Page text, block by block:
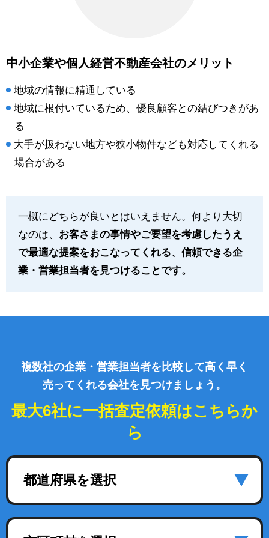
中小企業や個人経営不動産会社のメリット
地域の情報に精通している
地域に根付いているため、優良顧客との結びつきがあ
る
大手が扱わない地方や狭小物件なども対応してくれる
場合がある
一概にどちらが良いとはいえません。何より大切
なのは、 お客さまの事情やご要望を考慮したうえ
で最適な提案をおこなってくれる、信頼できる企
業・営業担当者を見つけることです。
複数社の企業・営業担当者を比較して高く早く
売ってくれる会社を見つけましょう。
最大6社に一括査定依頼はこちらか
ら
都道府県を選択